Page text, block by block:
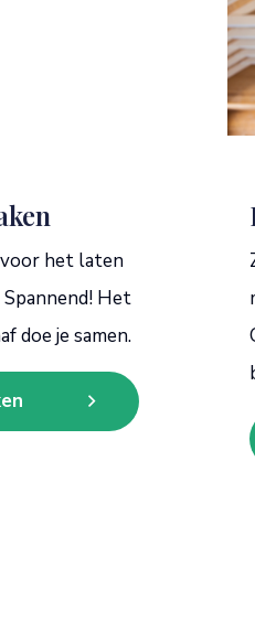
het laten
Het
doe je samen.